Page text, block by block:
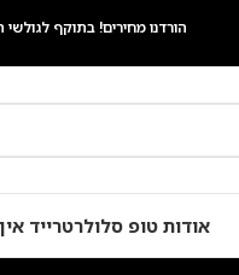
הורדנו מחירים! בתוקף
אודות טופ סלולרטרייד